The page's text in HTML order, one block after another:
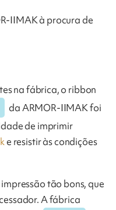
IIMAK à procura de
na fábrica, o ribbon
da ARMOR-IIMAK foi
de imprimir
e resistir às condições
tão bons, que
A fábrica